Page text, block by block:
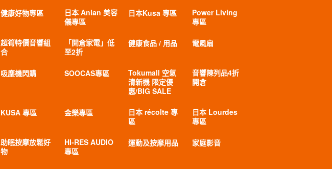
健康好物專區
日本 Anlan 美容
儀專區
日本Kusa 專區
Power Living
專區
超筍特價音響組
合
「開倉家電」低
至2折
健康食品 / 用品 電風扇
吸塵機閃購 SOOCAS專區
Tokumall 空氣
清新機 限定優
惠/BIG SALE
音響陳列品4折
開倉
KUSA 專區 金樂專區
日本 récolte 專
區
日本 Lourdes
專區
助眠按摩放鬆好
物
HI-RES AUDIO
專區
運動及按摩用品 家庭影音